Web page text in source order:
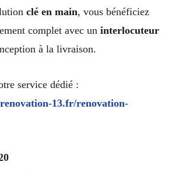
clé en main, vous bénéficiez
complet avec un interlocuteur
à la livraison.
service dédié :
13.fr/renovation-